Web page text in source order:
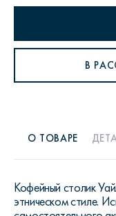
В
О ТОВАРЕ
Кофейный столик
этническом стиле.